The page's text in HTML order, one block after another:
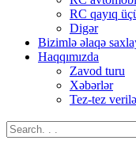
RC qayıq
Digər
Bizimlə əlaqə
Haqqımızda
Zavod turu
Xəbərlər
Tez-tez